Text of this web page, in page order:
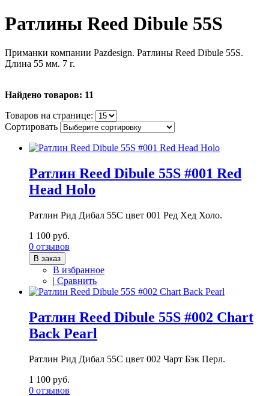
Ратлины Reed Dibule 55S
Приманки компании Pazdesign. Ратлины Reed Dibule 55S.
Длина 55 мм. 7 г.
Найдено товаров: 11
Товаров на странице:
Сортировать
Ратлин Reed Dibule 55S #001 Red
Head Holo
Ратлин Рид Дибал 55С цвет 001 Ред Хед Холо.
1 100 руб.
0 отзывов
В заказ
В избранное
| Сравнить
Ратлин Reed Dibule 55S #002 Chart
Back Pearl
Ратлин Рид Дибал 55С цвет 002 Чарт Бэк Перл.
1 100 руб.
0 отзывов